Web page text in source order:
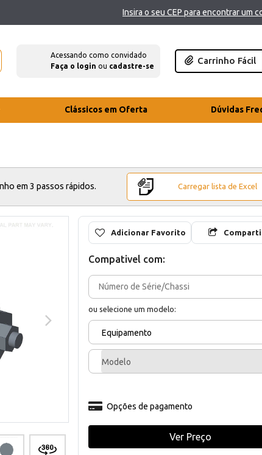
Insira o seu CEP para encontrar um
Acessando como convidado
Faça o login ou cadastre-se
Carrinho Fácil
Clássicos em Oferta Dúvidas
em 3 passos rápidos. Carregar lista de Excel
Adicionar Favorito
Compativel com:
ou selecione um modelo:
Equipamento
Modelo
Opções de pagamento
Ver Preço